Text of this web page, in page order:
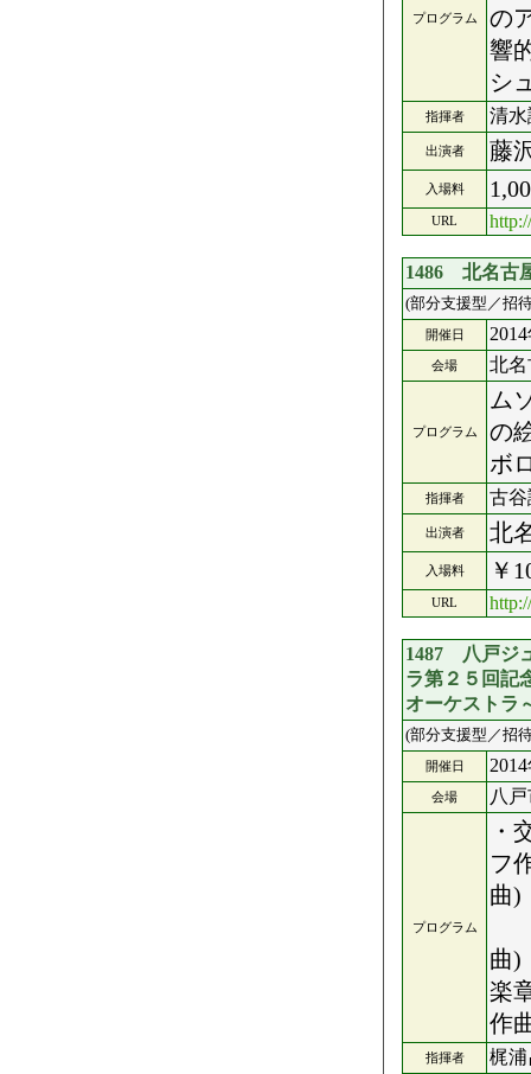
プログラム
の
響
シ
指揮者 清水
出演者 藤
入場料
URL
1486 北名古
(部分支援型／招
開催日
会場 北
プログラム
ム
の
ボ
指揮者 古
出演者 北
入場料 ￥
URL
1487 八戸ジ
ラ第２５回記
オーケストラ
(部分支援型／招
開催日
会場 八
プログラム
・
フ
曲)
曲)
指揮者 梶